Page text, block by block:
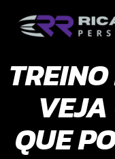
VEJA
QUE